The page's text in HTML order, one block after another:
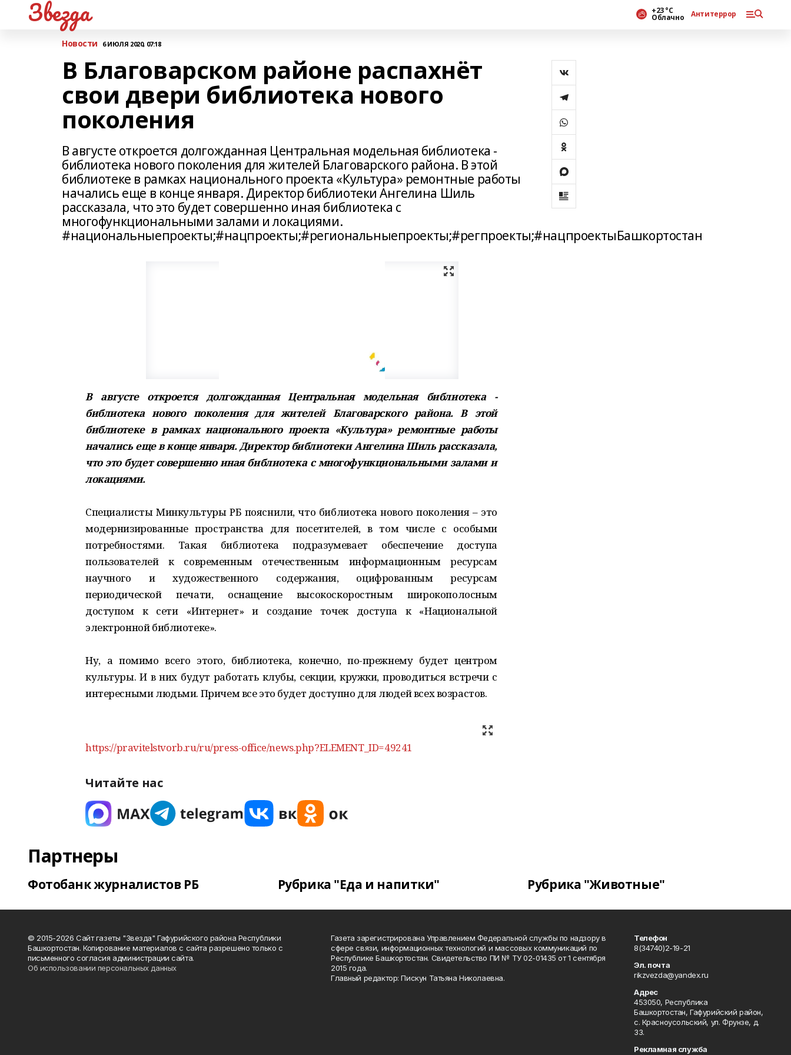
Звезда +23 °С
Облачно Антитеррор
Новости 6 ИЮЛЯ 2020, 07:18
В Благоварском районе распахнёт
свои двери библиотека нового
поколения
В августе откроется долгожданная Центральная модельная библиотека -
библиотека нового поколения для жителей Благоварского района. В этой
библиотеке в рамках национального проекта «Культура» ремонтные работы
начались еще в конце января. Директор библиотеки Ангелина Шиль
рассказала, что это будет совершенно иная библиотека с
многофункциональными залами и локациями.
#национальныепроекты;#нацпроекты;#региональныепроекты;#регпроекты;#нацпроектыБашкортостан
В августе откроется долгожданная Центральная модельная библиотека -
библиотека нового поколения для жителей Благоварского района. В этой
библиотеке в рамках национального проекта «Культура» ремонтные работы
начались еще в конце января. Директор библиотеки Ангелина Шиль рассказала,
что это будет совершенно иная библиотека с многофункциональными залами и
локациями.
Специалисты Минкультуры РБ пояснили, что библиотека нового поколения – это
модернизированные пространства для посетителей, в том числе с особыми
потребностями. Такая библиотека подразумевает обеспечение доступа
пользователей к современным отечественным информационным ресурсам
научного и художественного содержания, оцифрованным ресурсам
периодической печати, оснащение высокоскоростным широкополосным
доступом к сети «Интернет» и создание точек доступа к «Национальной
электронной библиотеке».
Ну, а помимо всего этого, библиотека, конечно, по-прежнему будет центром
культуры. И в них будут работать клубы, секции, кружки, проводиться встречи с
интересными людьми. Причем все это будет доступно для людей всех возрастов.
https://pravitelstvorb.ru/ru/press-office/news.php?ELEMENT_ID=49241
Читайте нас
Партнеры
Фотобанк журналистов РБ Рубрика "Еда и напитки" Рубрика "Животные"
© 2015-2026 Сайт газеты "Звезда" Гафурийского района Республики
Башкортостан. Копирование материалов с сайта разрешено только с
письменного согласия администрации сайта.
Об использовании персональных данных
Газета зарегистрирована Управлением Федеральной службы по надзору в
сфере связи, информационных технологий и массовых коммуникаций по
Республике Башкортостан. Свидетельство ПИ № ТУ 02-01435 от 1 сентября
2015 года.
Главный редактор: Пискун Татьяна Николаевна.
Телефон
8(34740)2-19-21
Эл. почта
rikzvezda@yandex.ru
Адрес
453050, Республика
Башкортостан, Гафурийский район,
с. Красноусольский, ул. Фрунзе, д.
33.
Рекламная служба